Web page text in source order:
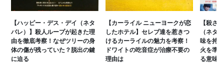
【ハッピー・デス・デイ（ネタ
バレ）】殺人ループが起きた理
由を徹底考察！なぜツリーの身
体の傷が残っていた？脱出の鍵
に迫る
【カーライル ニューヨークが恋
したホテル】セレブ達を惹きつ
けるカーライルの魅力を考察！
ドワイトの吃音症が治療不要の
理由は
【殺さ
（ネタ
味を持
火を準
る意味